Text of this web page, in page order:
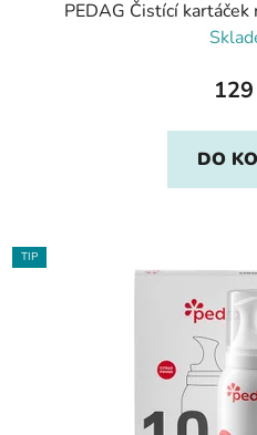
PEDAG Čistící
DO
TIP